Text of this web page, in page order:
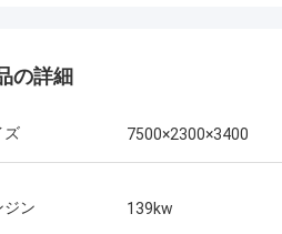
の詳細
ズ 7500×2300×3400
ジン 139kw